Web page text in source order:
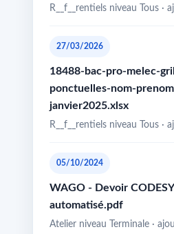
R__f__rentiels niveau Tous ·
27/03/2026
18488-bac-pro-melec-
ponctuelles-nom-
janvier2025.xlsx
R__f__rentiels niveau Tous ·
05/10/2024
WAGO - Devoir
automatisé.pdf
Atelier niveau Terminale ·